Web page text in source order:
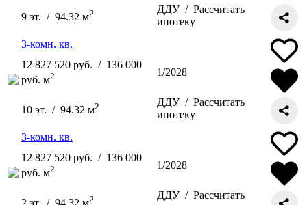
9 эт. / 94.32 м2 ДДУ / Рассчитать
ипотеку
3-комн. кв.
12 827 520 руб. / 136 000
руб. м2 1/2028
10 эт. / 94.32 м2 ДДУ / Рассчитать
ипотеку
3-комн. кв.
12 827 520 руб. / 136 000
руб. м2 1/2028
2 ДДУ / Рассчитать